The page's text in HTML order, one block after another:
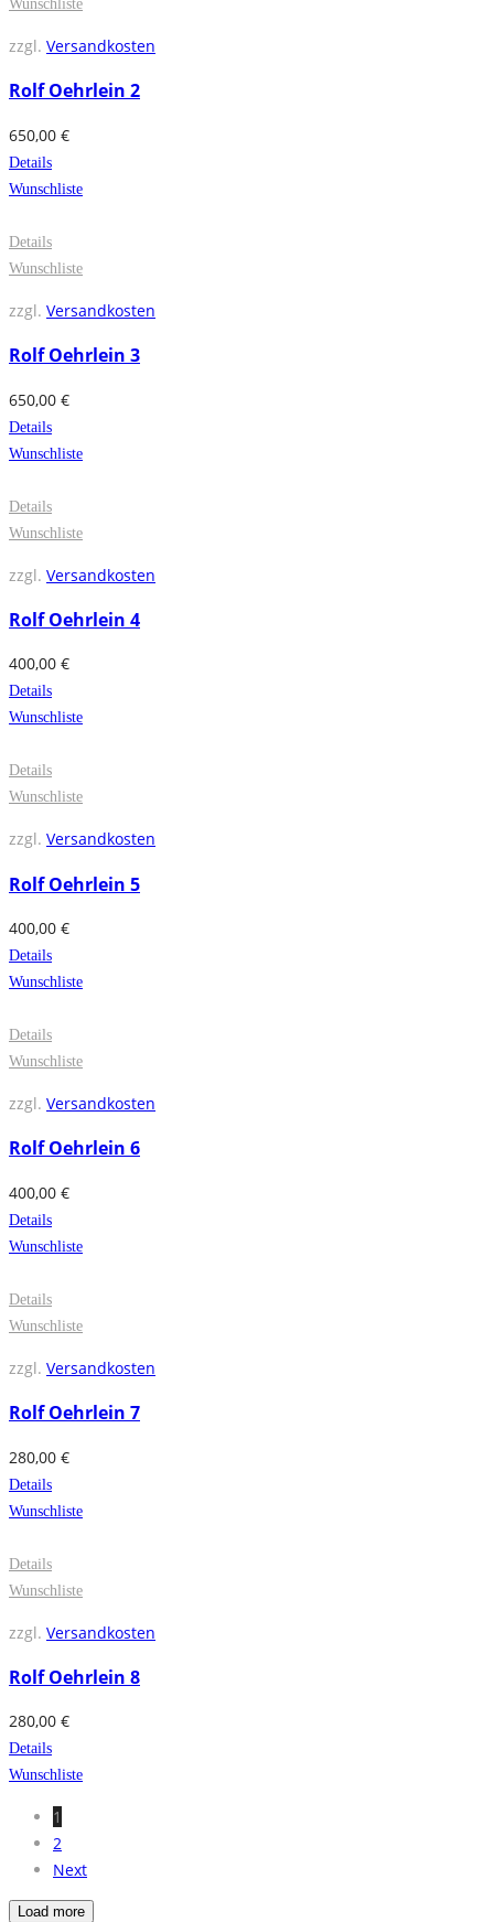
Wunschliste
zzgl. Versandkosten
Rolf Oehrlein 2
650,00 €
Details
Wunschliste
Details
Wunschliste
zzgl. Versandkosten
Rolf Oehrlein 3
650,00 €
Details
Wunschliste
Details
Wunschliste
zzgl. Versandkosten
Rolf Oehrlein 4
400,00 €
Details
Wunschliste
Details
Wunschliste
zzgl. Versandkosten
Rolf Oehrlein 5
400,00 €
Details
Wunschliste
Details
Wunschliste
zzgl. Versandkosten
Rolf Oehrlein 6
400,00 €
Details
Wunschliste
Details
Wunschliste
zzgl. Versandkosten
Rolf Oehrlein 7
280,00 €
Details
Wunschliste
Details
Wunschliste
zzgl. Versandkosten
Rolf Oehrlein 8
280,00 €
Details
Wunschliste
1
2
Next
Load more